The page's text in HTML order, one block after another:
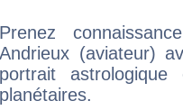
Prenez
Andrieux (aviateur)
portrait
planétaires.